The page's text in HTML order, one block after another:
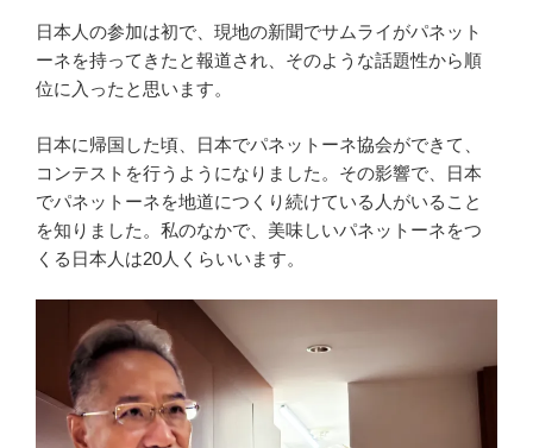
日本人の参加は初で、現地の新聞でサムライがパネット
ーネを持ってきたと報道され、そのような話題性から順
位に入ったと思います。
日本に帰国した頃、日本でパネットーネ協会ができて、
コンテストを行うようになりました。その影響で、日本
でパネットーネを地道につくり続けている人がいること
を知りました。私のなかで、美味しいパネットーネをつ
くる日本人は20人くらいいます。